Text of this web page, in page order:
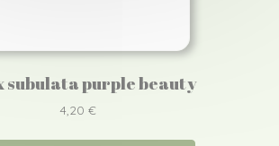
subulata purple beauty
4,20 €